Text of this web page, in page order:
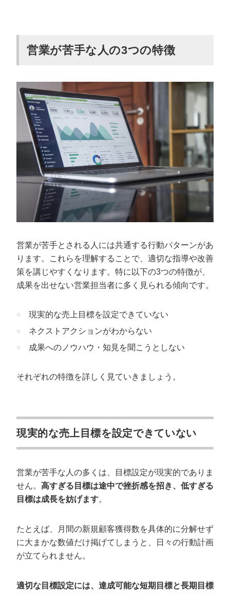
営業が苦手な人の3つの特徴
営業が苦手とされる人には共通する行動パターンがあ
ります。これらを理解することで、適切な指導や改善
策を講じやすくなります。特に以下の3つの特徴が、
成果を出せない営業担当者に多く見られる傾向です。
現実的な売上目標を設定できていない
ネクストアクションがわからない
成果へのノウハウ・知見を聞こうとしない
それぞれの特徴を詳しく見ていきましょう。
現実的な売上目標を設定できていない
営業が苦手な人の多くは、目標設定が現実的でありま
せん。 高すぎる目標は途中で挫折感を招き、低すぎる
目標は成長を妨げます。
たとえば、月間の新規顧客獲得数を具体的に分解せず
に大まかな数値だけ掲げてしまうと、日々の行動計画
が立てられません。
適切な目標設定には、達成可能な短期目標と長期目標